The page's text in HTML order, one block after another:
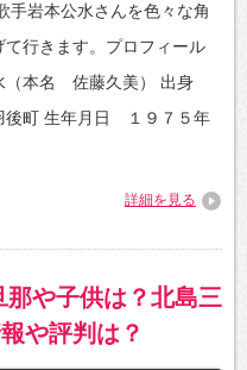
手岩本公水さんを色々な角
て行きます。プロフィール
本名 佐藤久美） 出身
町 生年月日 １９７５年
詳細を見る
や子供は？北島三
や評判は？